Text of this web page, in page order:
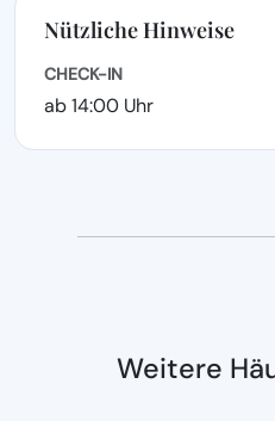
Nützliche Hinweise
CHECK-IN
ab 14:00 Uhr
Weitere